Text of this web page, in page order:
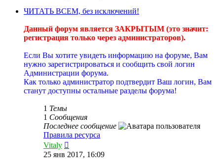
ЧИТАТЬ ВСЕМ, без исключений!
Данный форум является ЗАКРЫТЫМ (это значит:
регистрация только через администраторов).
Если Вы хотите увидеть информацию на форуме, Вам
нужно зарегистрироваться и сообщить свой логин
Администрации форума.
Как только администратор подтвердит Ваш логин, Вам
станут доступны остальные разделы форума!
1 Темы
1 Сообщения
Последнее сообщение
Правила ресурса
Vitaly
к
последнему
25 янв 2017, 16:09